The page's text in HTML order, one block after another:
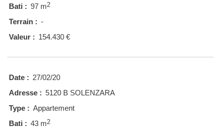
Bati : 97 m2
Terrain : -
Valeur : 154.430 €
Date : 27/02/20
Adresse : 5120 B SOLENZARA
Type : Appartement
Bati : 43 m2